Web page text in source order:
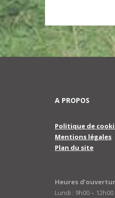
A PROPOS
Politique de
Mentions légales
Plan du site
Heures
Lundi : 9h00 – 12h00